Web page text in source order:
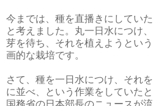
今までは、種を直播きにしてい
と考えました。丸一日水につけ
芽を待ち、それを植えようとい
画的な栽培です。
さて、種を一日水につけ、それ
に並べ、という作業をしていた
国務省の日本部長のニュースが